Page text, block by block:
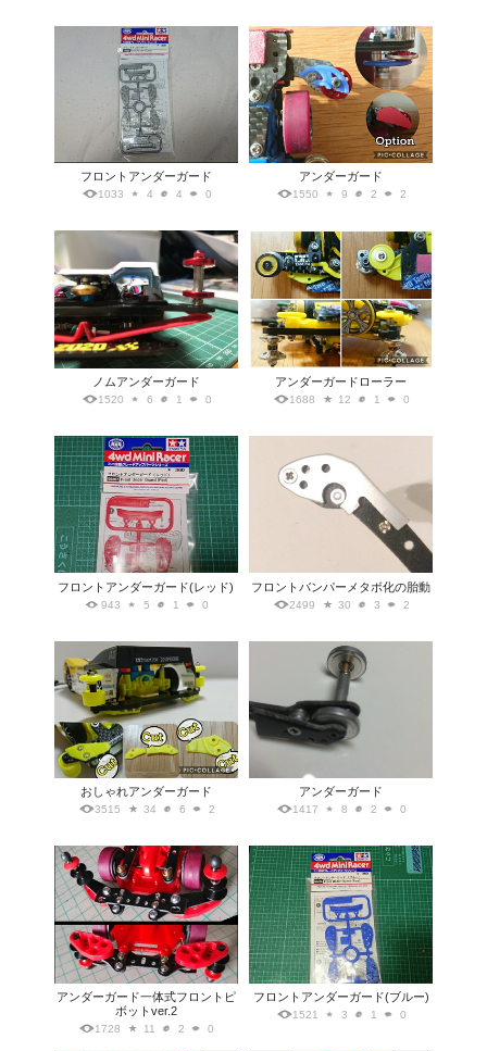
フロントアンダーガード
1033 4 4 0
アンダーガード
1550 9 2 2
ノムアンダーガード
1520 6 1 0
アンダーガードローラー
1688 12 1 0
フロントアンダーガード(レッド)
943 5 1 0
フロントバンパーメタボ化の胎動
2499 30 3 2
おしゃれアンダーガード
3515 34 6 2
アンダーガード
1417 8 2 0
アンダーガード一体式フロントピ
ボットver.2
1728 11 2 0
フロントアンダーガード(ブルー)
1521 3 1 0